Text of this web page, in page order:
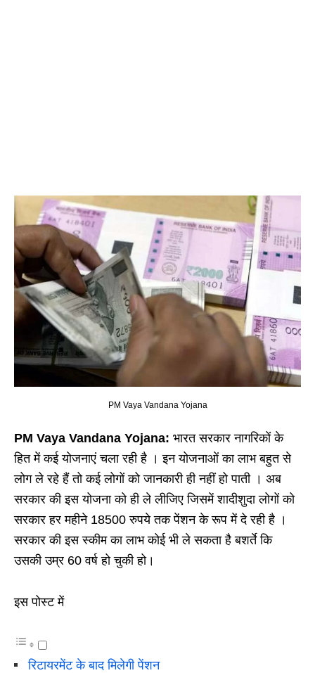
PM Vaya Vandana Yojana
PM Vaya Vandana Yojana: भारत सरकार नागरिकों के
हित में कई योजनाएं चला रही है । इन योजनाओं का लाभ बहुत से
लोग ले रहे हैं तो कई लोगों को जानकारी ही नहीं हो पाती । अब
सरकार की इस योजना को ही ले लीजिए जिसमें शादीशुदा लोगों को
सरकार हर महीने 18500 रुपये तक पेंशन के रूप में दे रही है ।
सरकार की इस स्कीम का लाभ कोई भी ले सकता है बशर्ते कि
उसकी उम्र 60 वर्ष हो चुकी हो।
इस पोस्ट में
रिटायरमेंट के बाद मिलेगी पेंशन